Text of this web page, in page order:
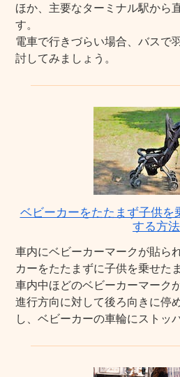
ほか、主要なターミナル駅から
す。
電車で行きづらい場合、バスで
討してみましょう。
ベビーカーをたたまず子供を
する方法
車内にベビーカーマークが貼ら
カーをたたまずに子供を乗せた
車内中ほどのベビーカーマーク
進行方向に対して後ろ向きに停
し、ベビーカーの車輪にストッ